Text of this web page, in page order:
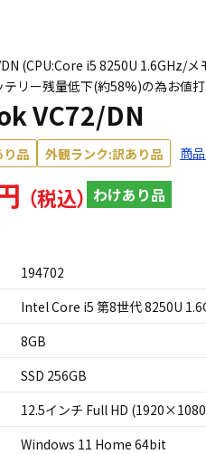
(CPU:Core i5 8250U 1.6GHz/
テリー残量低下(約58%)の為お値
VC72/DN
り品 外観ランク:訳あり品 商
わけあり品
194702
Intel Core i5 第8世代 8250U
8GB
SSD 256GB
12.5インチ Full HD
Windows 11 Home 64bit